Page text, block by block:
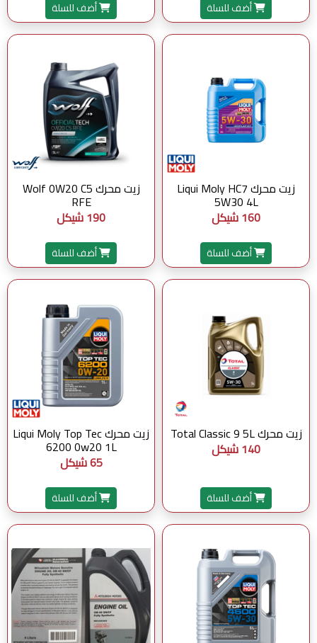
أضف للسلة أضف للسلة
زيت محرك Liqui Moly HC7
5W30 4L
160 شيكل
أضف للسلة
زيت محرك Wolf 0W20 C5
RFE
190 شيكل
أضف للسلة
زيت محرك Total Classic 9 5L
140 شيكل
أضف للسلة
زيت محرك Liqui Moly Top Tec
6200 0w20 1L
65 شيكل
أضف للسلة